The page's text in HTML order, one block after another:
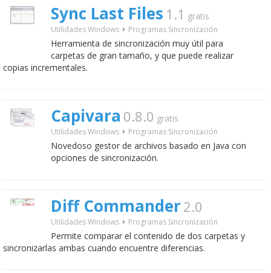
Sync Last Files 1.1 gratis
Utilidades Windows Programas Sincronización
Herramienta de sincronización muy útil para
carpetas de gran tamaño, y que puede realizar
copias incrementales.
Capivara 0.8.0 gratis
Utilidades Windows Programas Sincronización
Novedoso gestor de archivos basado en Java con
opciones de sincronización.
Diff Commander2.0
Utilidades Windows Programas Sincronización
Permite comparar el contenido de dos carpetas y
sincronizarlas ambas cuando encuentre diferencias.